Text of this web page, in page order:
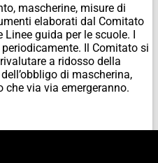
mascherine, misure di
elaborati dal Comitato
guida per le scuole. I
Il Comitato si
a ridosso della
di mascherina,
via via emergeranno.